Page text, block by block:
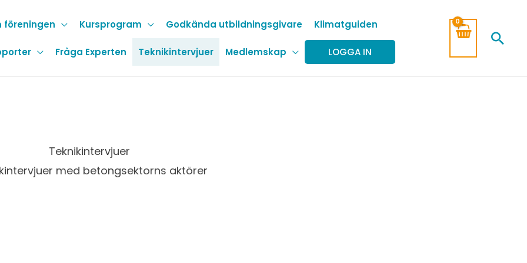
föreningen Kursprogram Godkända utbildningsgivare Klimatguiden
Fråga Experten Teknikintervjuer Medlemskap LOGGA IN Sök
Teknikintervjuer
med betongsektorns aktörer